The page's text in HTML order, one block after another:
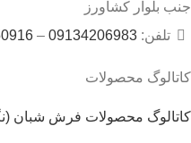
جنب بلوار کشاورز
تلفن: 09134206983
–
031
کاتالوگ محصولات
کاتالوگ محصولات فرش شبان